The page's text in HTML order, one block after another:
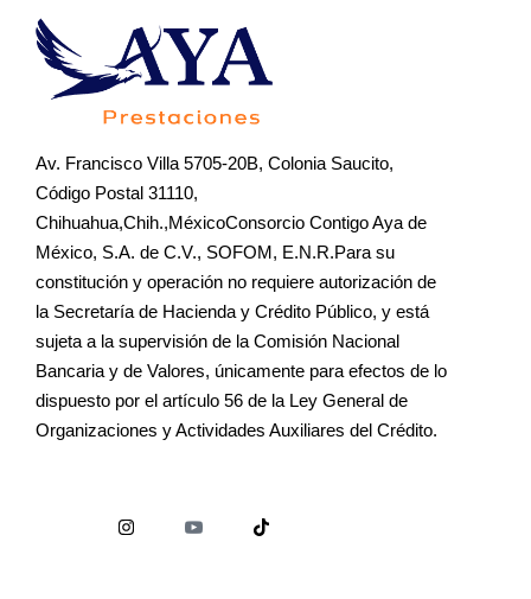
Av. Francisco Villa 5705-20B, Colonia Saucito,
Código Postal 31110,
Chihuahua,Chih.,MéxicoConsorcio Contigo Aya de
México, S.A. de C.V., SOFOM, E.N.R.Para su
constitución y operación no requiere autorización de
la Secretaría de Hacienda y Crédito Público, y está
sujeta a la supervisión de la Comisión Nacional
Bancaria y de Valores, únicamente para efectos de lo
dispuesto por el artículo 56 de la Ley General de
Organizaciones y Actividades Auxiliares del Crédito.